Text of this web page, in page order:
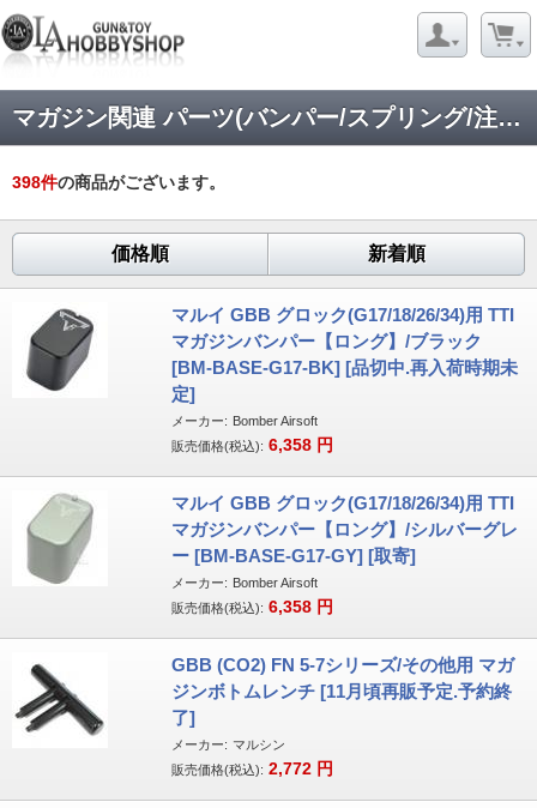
マガジン関連 パーツ(バンパー/スプリング/注入バルブ/パッキンなど)
398件の商品がございます。
価格順 新着順
マルイ GBB グロック(G17/18/26/34)用 TTI
マガジンバンパー【ロング】/ブラック
[BM-BASE-G17-BK] [品切中.再入荷時期未
定]
メーカー: Bomber Airsoft
販売価格(税込): 6,358 円
マルイ GBB グロック(G17/18/26/34)用 TTI
マガジンバンパー【ロング】/シルバーグレ
ー [BM-BASE-G17-GY] [取寄]
メーカー: Bomber Airsoft
販売価格(税込): 6,358 円
GBB (CO2) FN 5-7シリーズ/その他用 マガ
ジンボトムレンチ [11月頃再販予定.予約終
了]
メーカー: マルシン
販売価格(税込): 2,772 円